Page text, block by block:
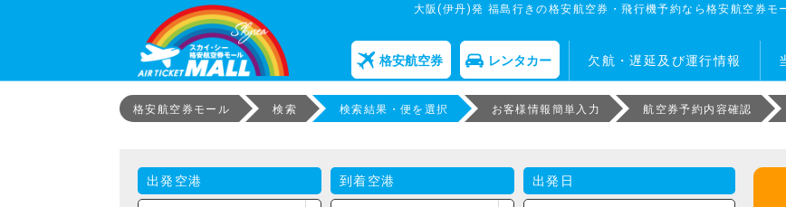
大阪(伊丹)発 福島行きの格安航空券・飛行機予約なら格安航空券モ
格安航空券 レンタカー 欠航・遅延及び運行情報
格安航空券モール 検索 検索結果・便を選択 お客様情報簡単入力 航空券予約内容確認
出発空港 到着空港 出発日